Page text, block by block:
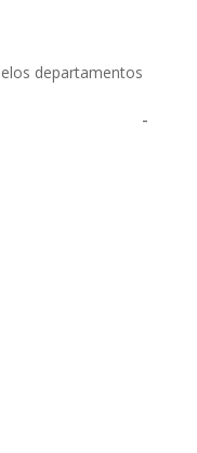
departamentos
-